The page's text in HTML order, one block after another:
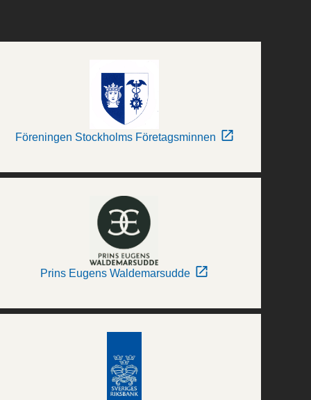
Föreningen Stockholms Företagsminnen
Prins Eugens Waldemarsudde